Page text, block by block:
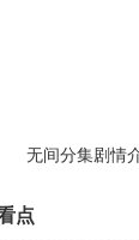
无间分集剧情
点